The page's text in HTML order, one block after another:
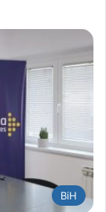
BiH